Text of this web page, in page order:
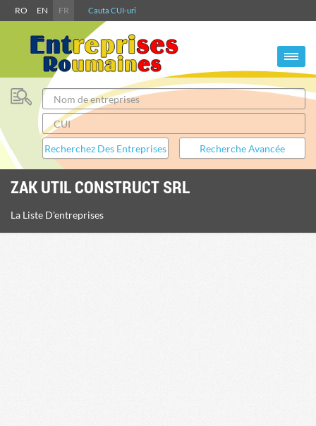
RO EN FR Cauta CUI-uri
ZAK UTIL CONSTRUCT SRL
La Liste D'entreprises